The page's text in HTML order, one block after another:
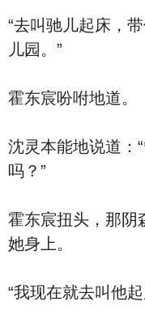
“去叫驰儿起床，
儿园。”
霍东宸吩咐地道。
沈灵本能地说道：
吗？”
霍东宸扭头，那阴
她身上。
“我现在就去叫他起